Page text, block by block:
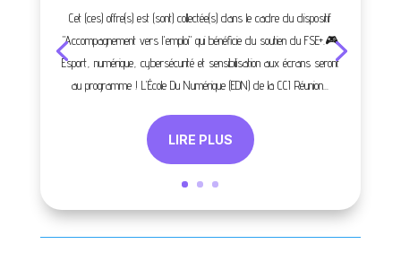
Cet (ces) offre(s) est (sont) collectée(s) dans le cadre du dispositif
"Accompagnement vers l'emploi" qui bénéficie du soutien du FSE+.🎮
Esport, numérique, cybersécurité et sensibilisation aux écrans seront
au programme ! L'École Du Numérique (EDN) de la CCI Réunion...
LIRE PLUS